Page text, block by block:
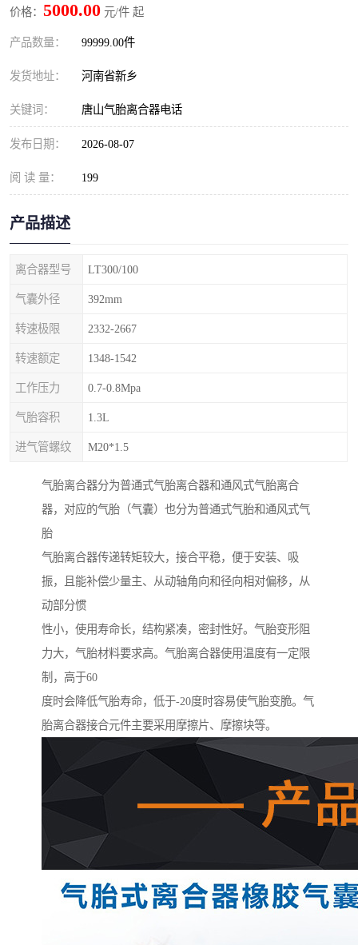
价格： 5000.00 元/件 起
产品数量： 99999.00件
发货地址： 河南省新乡
关键词： 唐山气胎离合器电话
发布日期： 2026-08-07
阅 读 量： 199
产品描述
离合器型号 LT300/100
气囊外径 392mm
转速极限 2332-2667
转速额定 1348-1542
工作压力 0.7-0.8Mpa
气胎容积 1.3L
进气管螺纹 M20*1.5
气胎离合器分为普通式气胎离合器和通风式气胎离合
器，对应的气胎（气囊）也分为普通式气胎和通风式气
胎
气胎离合器传递转矩较大，接合平稳，便于安装、吸
振，且能补偿少量主、从动轴角向和径向相对偏移，从
动部分惯
性小，使用寿命长，结构紧凑，密封性好。气胎变形阻
力大，气胎材料要求高。气胎离合器使用温度有一定限
制，高于60
度时会降低气胎寿命，低于-20度时容易使气胎变脆。气
胎离合器接合元件主要采用摩擦片、摩擦块等。